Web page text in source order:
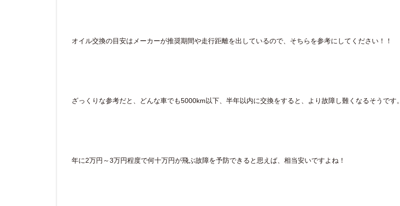
オイル交換の目安はメーカーが推奨期間や走行距離を出しているので、そちらを参考にしてください！！
ざっくりな参考だと、どんな車でも5000km以下、半年以内に交換をすると、より故障し難くなるそうです。
年に2万円～3万円程度で何十万円が飛ぶ故障を予防できると思えば、相当安いですよね！